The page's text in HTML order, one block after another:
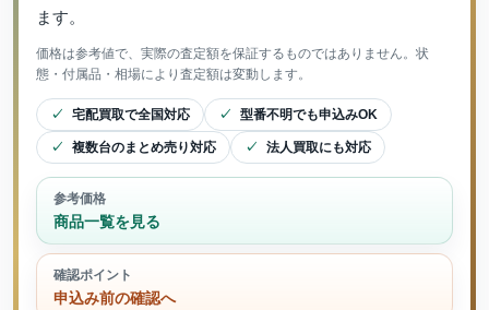
ます。
価格は参考値で、実際の査定額を保証するものではありません。状
態・付属品・相場により査定額は変動します。
宅配買取で全国対応 型番不明でも申込みOK
複数台のまとめ売り対応 法人買取にも対応
参考価格
商品一覧を見る
確認ポイント
申込み前の確認へ